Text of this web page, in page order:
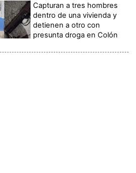
Capturan a tres hombres
dentro de una vivienda y
detienen a otro con
presunta droga en Colón